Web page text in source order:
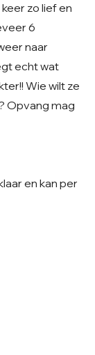
zo lief en
6
naar
echt wat
Wie wilt ze
Opvang mag
en kan per